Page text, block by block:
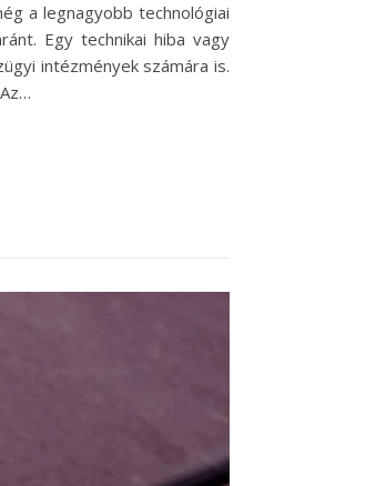
a legnagyobb technológiai
Egy technikai hiba vagy
intézmények számára is.